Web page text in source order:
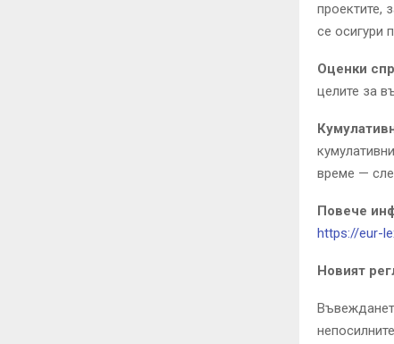
проектите,
се осигури
Оценки
целите за
време —
Повече
https://eur-
Новият